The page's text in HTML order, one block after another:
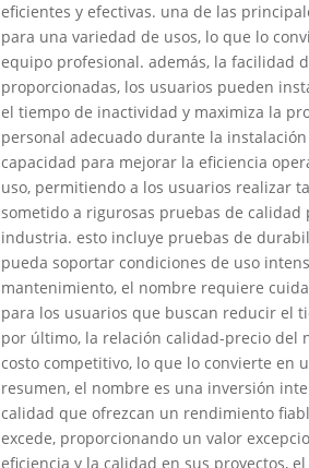
eficientes y efectivas. una de las
para una variedad de usos, lo que lo
equipo profesional. además, la facilidad
proporcionadas, los usuarios pueden
el tiempo de inactividad y maximiza la
personal adecuado durante la
capacidad para mejorar la eficiencia
uso, permitiendo a los usuarios realizar
sometido a rigurosas pruebas de
industria. esto incluye pruebas de
pueda soportar condiciones de uso
mantenimiento, el nombre requiere
para los usuarios que buscan reducir el
por último, la relación calidad-precio del
costo competitivo, lo que lo convierte en
resumen, el nombre es una inversión
calidad que ofrezcan un rendimiento
excede, proporcionando un valor
eficiencia y la calidad en sus proyectos,